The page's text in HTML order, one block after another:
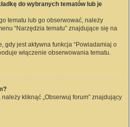
do wybranych tematów lub je
tematu lub go obserwować, należy
“Narzędzia tematu” znajdujące się na
gdy jest aktywna funkcja “Powiadamiaj o
włączenie obserwowania tematu.
kliknąć „Obserwuj forum” znajdujący